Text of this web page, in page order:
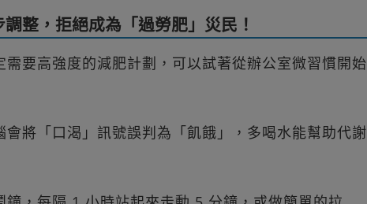
整，拒絕成為「過勞肥」災民！
需要高強度的減肥計劃，可以試著從辦公室微習慣開始
會將「口渴」訊號誤判為「飢餓」，多喝水能幫助代謝